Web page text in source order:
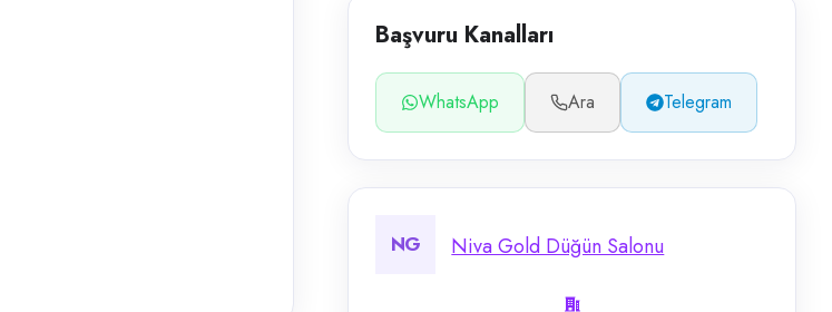
Başvuru Kanalları
WhatsApp Ara Telegram
NG Niva Gold Düğün Salonu